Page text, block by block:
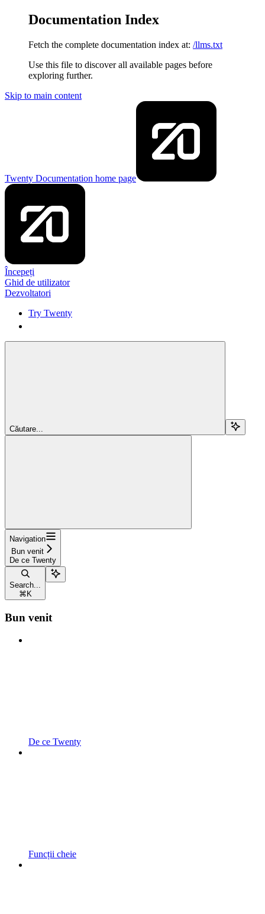
Documentation Index
Fetch the complete documentation index at: /llms.txt
Use this file to discover all available pages before
exploring further.
Skip to main content
Twenty Documentation home page
Începeți
Ghid de utilizator
Dezvoltatori
Try Twenty
Căutare...
Navigation
Bun venit
De ce Twenty
Search...
⌘ K
Bun venit
De ce Twenty
Funcții cheie